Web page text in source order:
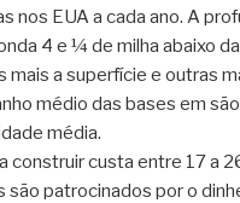
nos EUA a cada ano. A
4 e ¼ de milha abaixo da
mais a superfície e outras
médio das bases em
média.
construir custa entre 17 a
são patrocinados por o